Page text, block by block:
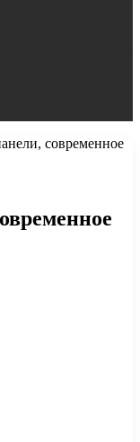
современное